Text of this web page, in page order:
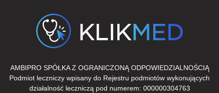
AMBIPRO SPÓŁKA Z OGRANICZONĄ ODPOWIEDZIALNOŚCIĄ
Podmiot leczniczy wpisany do Rejestru podmiotów wykonujących
działalność leczniczą pod numerem: 000000304763